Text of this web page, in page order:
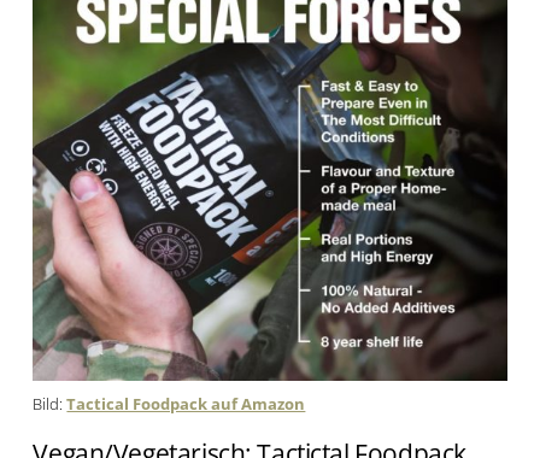
Bild:Tactical Foodpack auf Amazon